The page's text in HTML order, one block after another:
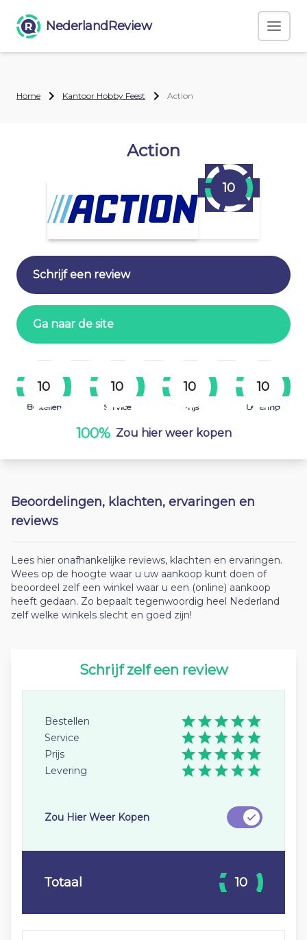
NederlandReview
Home Kantoor Hobby Feest Action
Action
10
Schrijf een review
Ga naar de site
10
Bestellen
10
Service
10
Prijs
10
Levering
100% Zou hier weer kopen
Beoordelingen, klachten, ervaringen en
reviews
Lees hier onafhankelijke reviews, klachten en ervaringen.
Wees op de hoogte waar u uw aankoop kunt doen of
beoordeel zelf een winkel waar u een (online) aankoop
heeft gedaan. Zo bepaalt tegenwoordig heel Nederland
zelf welke winkels slecht en goed zijn!
Schrijf zelf een review
Bestellen
Service
Prijs
Levering
Zou Hier Weer Kopen
Totaal 10